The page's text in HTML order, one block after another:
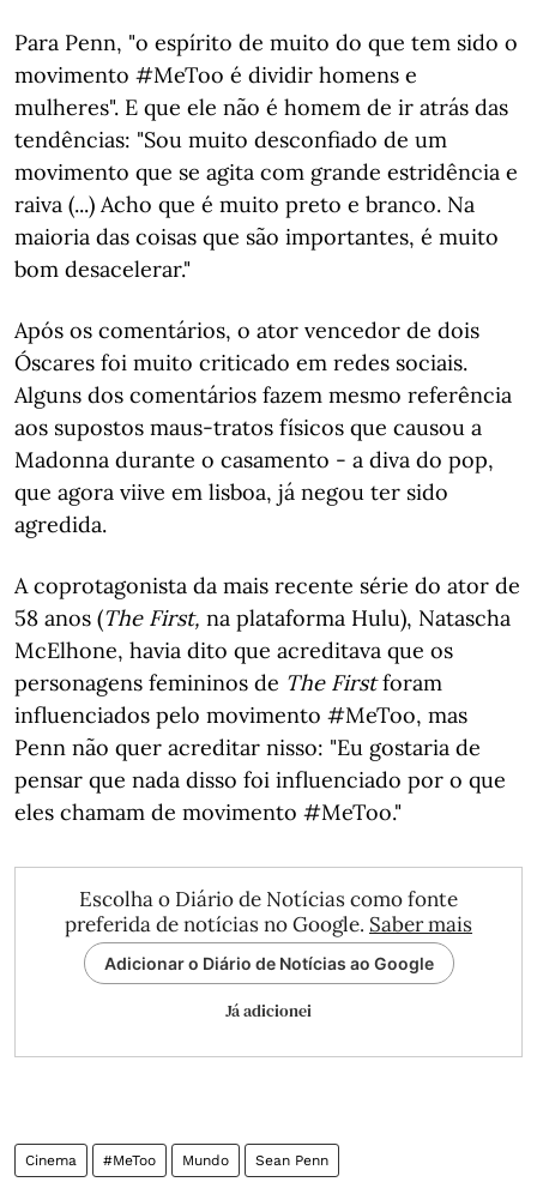
Para Penn, "o espírito de muito do que tem sido o
movimento #MeToo é dividir homens e
mulheres". E que ele não é homem de ir atrás das
tendências: "Sou muito desconfiado de um
movimento que se agita com grande estridência e
raiva (...) Acho que é muito preto e branco. Na
maioria das coisas que são importantes, é muito
bom desacelerar."
Após os comentários, o ator vencedor de dois
Óscares foi muito criticado em redes sociais.
Alguns dos comentários fazem mesmo referência
aos supostos maus-tratos físicos que causou a
Madonna durante o casamento - a diva do pop,
que agora viive em lisboa, já negou ter sido
agredida.
A coprotagonista da mais recente série do ator de
58 anos (The First, na plataforma Hulu), Natascha
McElhone, havia dito que acreditava que os
personagens femininos de The Firstforam
influenciados pelo movimento #MeToo, mas
Penn não quer acreditar nisso: "Eu gostaria de
pensar que nada disso foi influenciado por o que
eles chamam de movimento #MeToo."
Escolha o Diário de Notícias como fonte
preferida de notícias no Google. Saber mais
Adicionar o Diário de Notícias ao Google
Já adicionei
Cinema #MeToo Mundo Sean Penn